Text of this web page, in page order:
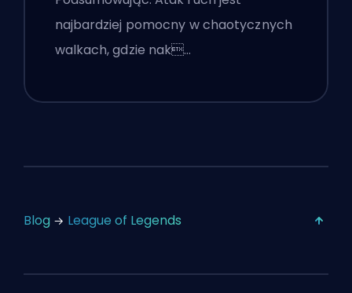
najbardziej pomocny w chaotycznych
walkach, gdzie nak…
Blog League of Legends